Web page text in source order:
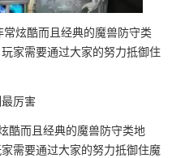
炫酷而且经典的魔兽防守类
家需要通过大家的努力抵御住
厉害
酷而且经典的魔兽防守类地
需要通过大家的努力抵御住魔